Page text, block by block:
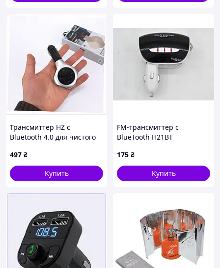
Трансмиттер HZ с
Bluetooth 4.0 для чистого
497 ₴
Купить
FM-трансмиттер с
BlueTooth H21BT
175 ₴
Купить